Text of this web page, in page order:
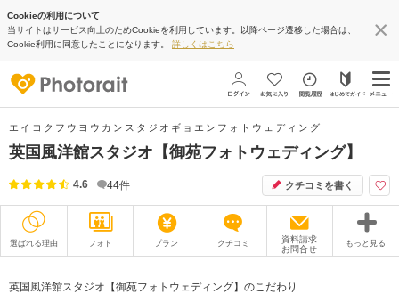
Cookieの利用について
当サイトはサービス向上のためCookieを利用しています。以降ページ遷移した場合は、
Cookie利用に同意したことになります。 詳しくはこちら
エイコクフウヨウカンスタジオギョエンフォトウェディング
英国風洋館スタジオ【御苑フォトウェディング】
4.6 44件 クチコミを書く
選ばれる理由 フォト プラン クチコミ
資料請求
お問合せ
もっと見る
英国風洋館スタジオ【御苑フォトウェディング】のこだわり